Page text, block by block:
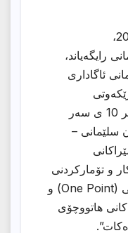
ئەمڕۆ سێشەممە 26ی ئابی 2025،
رایگەیاند،
ئاگاداری
28/8/2025 پێنج شەممە کاتژمێر 10 ی سەر
سلێمانی –
و تۆمارکردنی
سەرپێچی تیژڕەوی بە سیستەمی (One Point) و
هاتووچۆی